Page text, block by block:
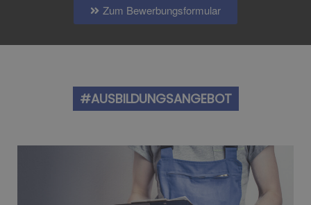
Zum Bewerbungsformular
#AUSBILDUNGSANGEBOT